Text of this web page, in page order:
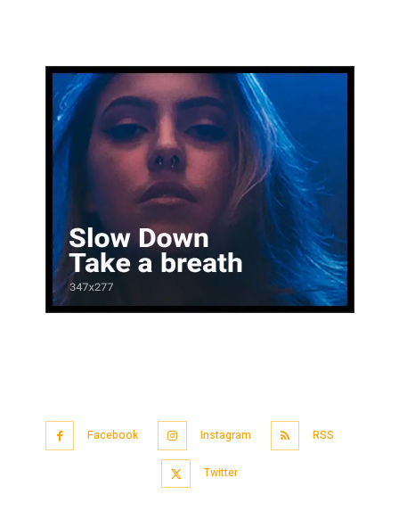
Facebook Instagram RSS
Twitter